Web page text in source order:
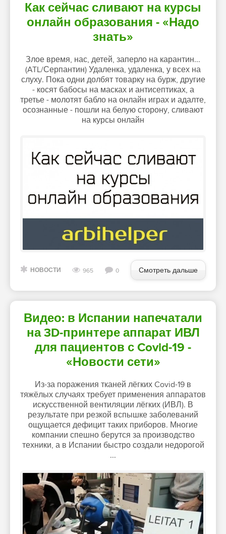
Как сейчас сливают на курсы
онлайн образования - «Надо
знать»
Злое время, нас, детей, заперло на карантин...
(ATL/Серпантин) Удаленка, удаленка, у всех на
слуху. Пока одни долбят товарку на бурж, другие
- косят бабосы на масках и антисептиках, а
третье - молотят бабло на онлайн играх и адалте,
осознанные - пошли на белую сторону, сливают
на курсы онлайн
НОВОСТИ 965 0 Смотреть дальше
Видео: в Испании напечатали
на 3D-принтере аппарат ИВЛ
для пациентов с Covid-19 -
«Новости сети»
Из-за поражения тканей лёгких Covid-19 в
тяжёлых случаях требует применения аппаратов
искусственной вентиляции лёгких (ИВЛ). В
результате при резкой вспышке заболеваний
ощущается дефицит таких приборов. Многие
компании спешно берутся за производство
техники, а в Испании быстро создали недорогой
...